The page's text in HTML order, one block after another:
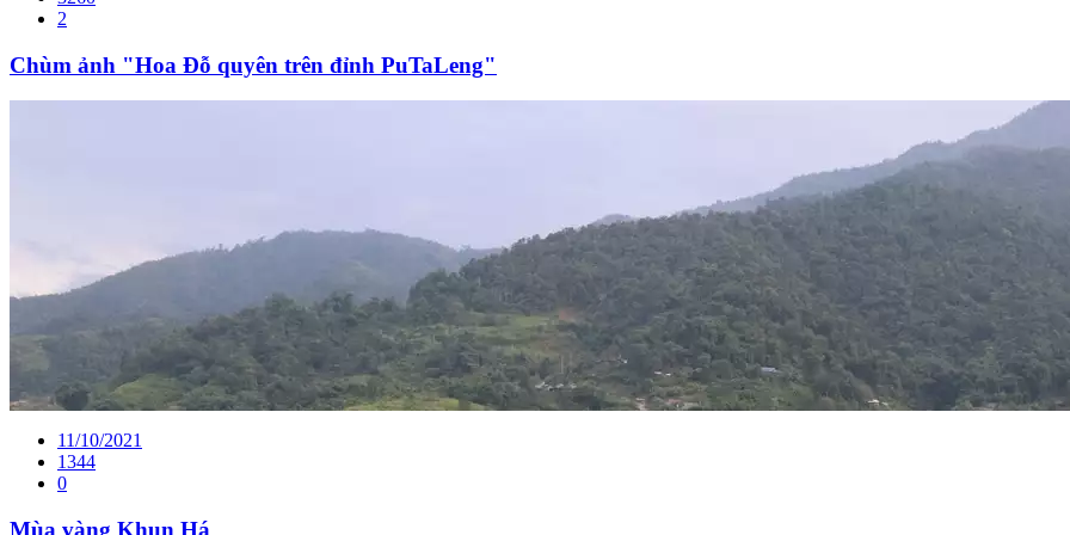
2
Chùm ảnh "Hoa Đỗ quyên trên đỉnh PuTaLeng"
11/10/2021
1344
0
Mùa vàng Khun Há